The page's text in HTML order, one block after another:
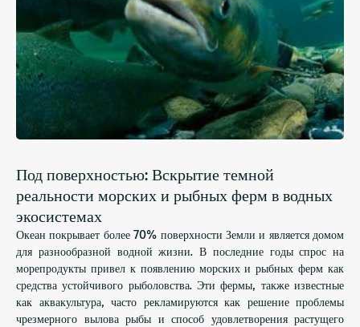
Под поверхностью: Вскрытие темной
реальности морских и рыбных ферм в водных
экосистемах
Океан покрывает более 70% поверхности Земли и является домом
для разнообразной водной жизни. В последние годы спрос на
морепродукты привел к появлению морских и рыбных ферм как
средства устойчивого рыболовства. Эти фермы, также известные
как аквакультура, часто рекламируются как решение проблемы
чрезмерного вылова рыбы и способ удовлетворения растущего